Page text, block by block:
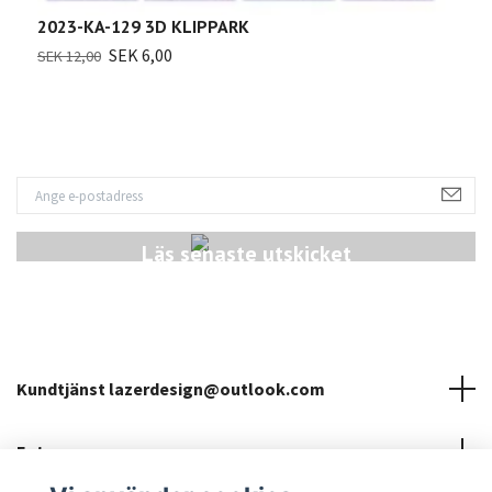
Läs senaste utskicket
2023-KA-129 3D KLIPPARK
SEK 12,00 SEK 6,00
Kundtjänst lazerdesign@outlook.com
Fotmeny